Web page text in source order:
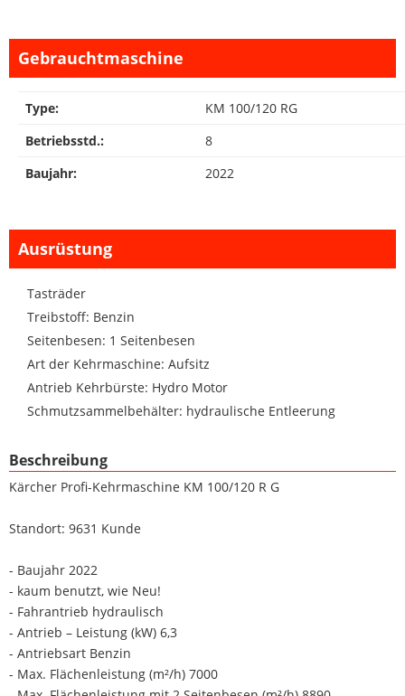
Gebrauchtmaschine
Type:
KM 100/120 RG
Betriebsstd.:
8
Baujahr:
2022
Ausrüstung
Tasträder
Treibstoff: Benzin
Seitenbesen: 1 Seitenbesen
Art der Kehrmaschine: Aufsitz
Antrieb Kehrbürste: Hydro Motor
Schmutzsammelbehälter: hydraulische Entleerung
Beschreibung
Kärcher Profi-Kehrmaschine KM 100/120 R G
Standort: 9631 Kunde
- Baujahr 2022
- kaum benutzt, wie Neu!
- Fahrantrieb hydraulisch
- Antrieb – Leistung (kW) 6,3
- Antriebsart Benzin
- Max. Flächenleistung (m²/h) 7000